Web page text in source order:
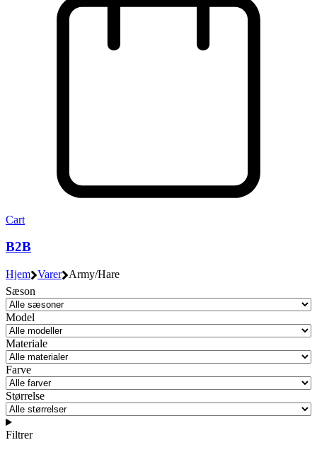
Cart
B2B
Hjem Varer
Army/Hare
Sæson
Model
Materiale
Farve
Størrelse
Filtrer